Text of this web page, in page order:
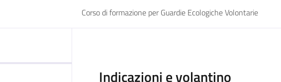
Corso di formazione per Guardie Ecologiche Volontarie
Indicazioni e volantino